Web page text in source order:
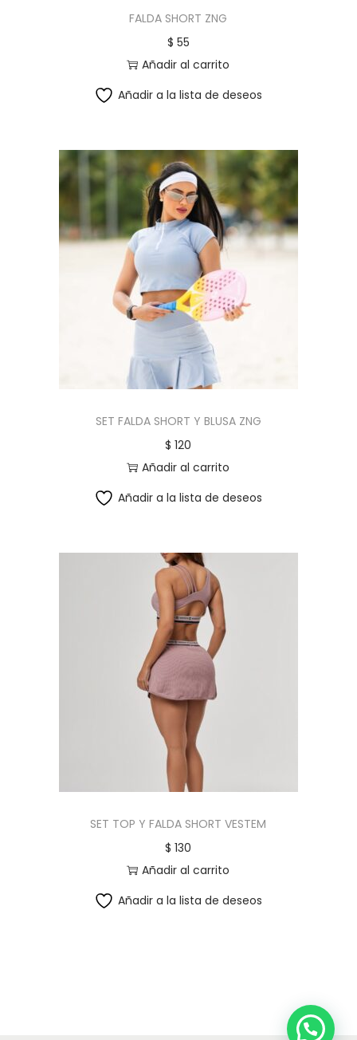
FALDA SHORT ZNG
$ 55
Añadir al carrito
Añadir a la lista de deseos
SET FALDA SHORT Y BLUSA ZNG
$ 120
Añadir al carrito
Añadir a la lista de deseos
SET TOP Y FALDA SHORT VESTEM
$ 130
Añadir al carrito
Añadir a la lista de deseos